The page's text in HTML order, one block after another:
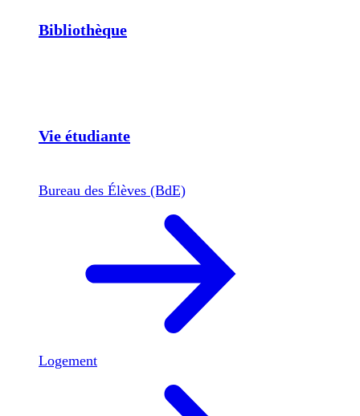
Bibliothèque
Vie étudiante
Bureau des Élèves (BdE)
Logement